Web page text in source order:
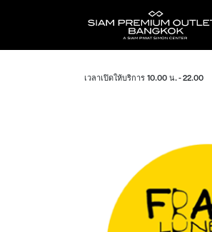
เวลาเปิดให้บริการ 10.00 น. - 22.00